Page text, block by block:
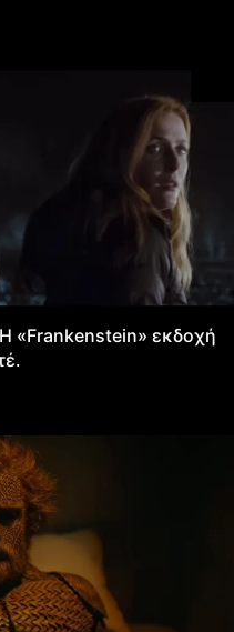
«Frankenstein» εκδοχή